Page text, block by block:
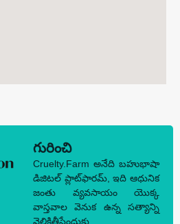
గురించి
Cruelty.Farm అనేది బహుభాషా
డిజిటల్ ప్లాట్‌ఫారమ్, ఇది ఆధునిక
జంతు వ్యవసాయం యొక్క
వాస్తవాల వెనుక ఉన్న సత్యాన్ని
వెలికితీసేందుకు